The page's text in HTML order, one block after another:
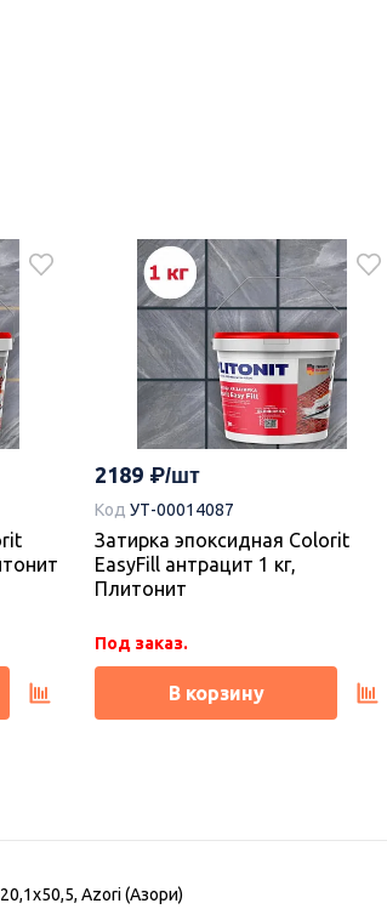
2189
Код УТ-00014087
Затирка эпоксидная Colorit
EasyFill антрацит 1 кг,
Плитонит
Под заказ.
В корзину
Azori (Азори)